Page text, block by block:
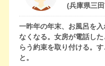
(兵庫県三
一昨年の年末、お風呂を
なくなる。女房が電話し
らう約束を取り付ける。
と。